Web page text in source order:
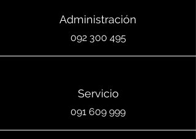
Administración
092 300 495
Servicio
091 609 999